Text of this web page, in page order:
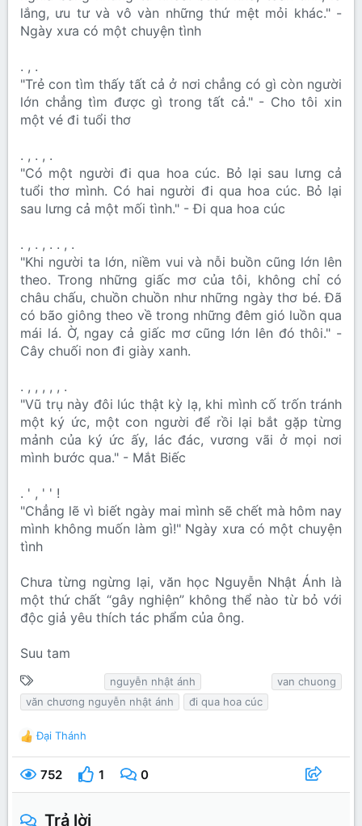
lắng, ưu tư và vô vàn những thứ mệt mỏi khác." -
Ngày xưa có một chuyện tình
. , .
"Trẻ con tìm thấy tất cả ở nơi chẳng có gì còn người
lớn chẳng tìm được gì trong tất cả." - Cho tôi xin
một vé đi tuổi thơ
. , . , .
"Có một người đi qua hoa cúc. Bỏ lại sau lưng cả
tuổi thơ mình. Có hai người đi qua hoa cúc. Bỏ lại
sau lưng cả một mối tình." - Đi qua hoa cúc
. , . , . . , .
"Khi người ta lớn, niềm vui và nỗi buồn cũng lớn lên
theo. Trong những giấc mơ của tôi, không chỉ có
châu chấu, chuồn chuồn như những ngày thơ bé. Đã
có bão giông theo về trong những đêm gió luồn qua
mái lá. Ờ, ngay cả giấc mơ cũng lớn lên đó thôi." -
Cây chuối non đi giày xanh.
. , , , , , .
"Vũ trụ này đôi lúc thật kỳ lạ, khi mình cố trốn tránh
một ký ức, một con người để rồi lại bắt gặp từng
mảnh của ký ức ấy, lác đác, vương vãi ở mọi nơi
mình bước qua." - Mắt Biếc
. ' , ' ' !
"Chẳng lẽ vì biết ngày mai mình sẽ chết mà hôm nay
mình không muốn làm gì!" Ngày xưa có một chuyện
tình
Chưa từng ngừng lại, văn học Nguyễn Nhật Ánh là
một thứ chất “gây nghiện” không thể nào từ bỏ với
độc giả yêu thích tác phẩm của ông.
Suu tam
T
ừ
k
a
nguyễn nhật ánh
van chuong
văn chương nguyễn nhật ánh
đi qua hoa cúc
R
e
a
i
Đại Thánh
752 1 0
Trả lời